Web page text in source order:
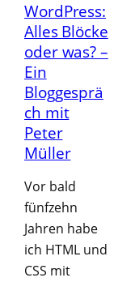
WordPress:
Alles Blöcke
oder was? –
Ein
Bloggesprä
ch mit
Peter
Müller
Vor bald
fünfzehn
Jahren habe
ich HTML und
CSS mit